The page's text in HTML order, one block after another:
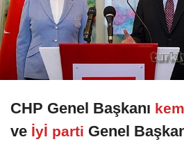
CHP Genel Başkanı
ve İyİ parti Genel